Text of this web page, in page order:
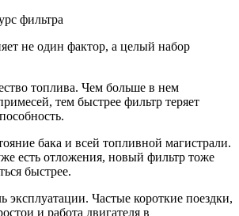
фильтра
не один фактор, а целый набор
топлива. Чем больше в нем
тем быстрее фильтр теряет
бака и всей топливной магистрали.
есть отложения, новый фильтр тоже
быстрее.
эксплуатации. Частые короткие поездки,
и работа двигателя в